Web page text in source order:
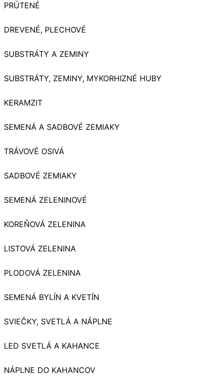
PRÚTENÉ
DREVENÉ, PLECHOVÉ
SUBSTRÁTY A ZEMINY
SUBSTRÁTY, ZEMINY, MYKORHIZNÉ HUBY
KERAMZIT
SEMENÁ A SADBOVÉ ZEMIAKY
TRÁVOVÉ OSIVÁ
SADBOVÉ ZEMIAKY
SEMENÁ ZELENINOVÉ
KOREŇOVÁ ZELENINA
LISTOVÁ ZELENINA
PLODOVÁ ZELENINA
SEMENÁ BYLÍN A KVETÍN
SVIEČKY, SVETLÁ A NÁPLNE
LED SVETLÁ A KAHANCE
NÁPLNE DO KAHANCOV